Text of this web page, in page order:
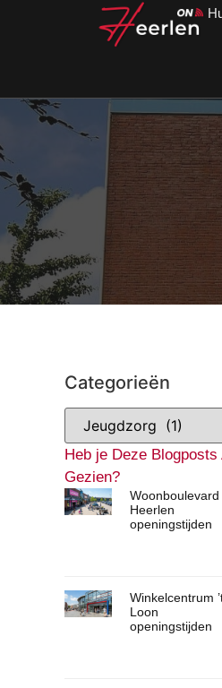
Categorieën
Heb je Deze Blogposts
Gezien?
Woonboulevard
Heerlen
openingstijden
Winkelcentrum
Loon
openingstijden